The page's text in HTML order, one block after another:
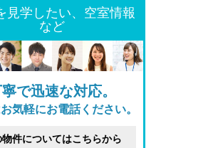
見学したい、空室情報
など
で迅速な対応。
気軽にお電話ください。
物件についてはこちらから